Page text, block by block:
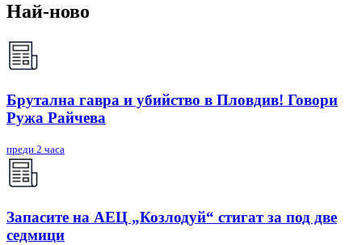
Най-ново
Брутална гавра и убийство в Пловдив! Говори
Ружа Райчева
преди 2 часа
Запасите на АЕЦ „Козлодуй“ стигат за под две
седмици